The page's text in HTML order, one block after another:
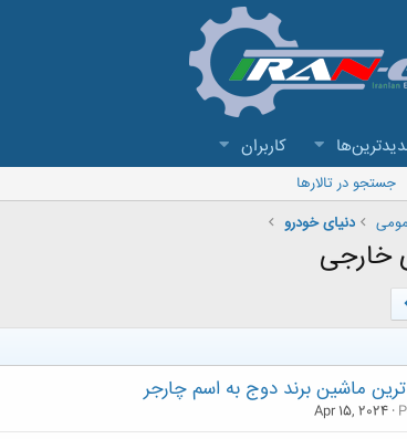
کاربران
جستجو در تالارها
دنیای خودرو
خارجی
ماشین برند دوج به اسم چارجر
Apr 15, 2024